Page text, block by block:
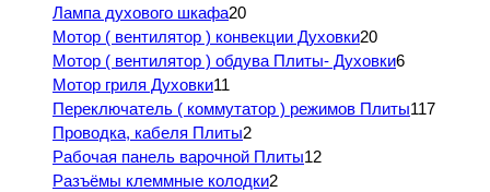
Лампа духового шкафа20
Мотор ( вентилятор ) конвекции Духовки20
Мотор ( вентилятор ) обдува Плиты- Духовки6
Мотор гриля Духовки11
Переключатель ( коммутатор ) режимов Плиты117
Проводка, кабеля Плиты2
Рабочая панель варочной Плиты12
Разъёмы клеммные колодки2